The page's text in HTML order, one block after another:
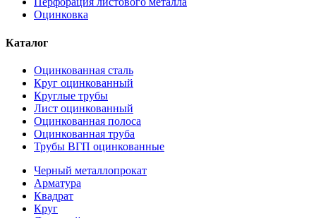
Оцинковка
Каталог
Оцинкованная сталь
Круг оцинкованный
Круглые трубы
Лист оцинкованный
Оцинкованная полоса
Оцинкованная труба
Трубы ВГП оцинкованные
Черный металлопрокат
Арматура
Квадрат
Круг